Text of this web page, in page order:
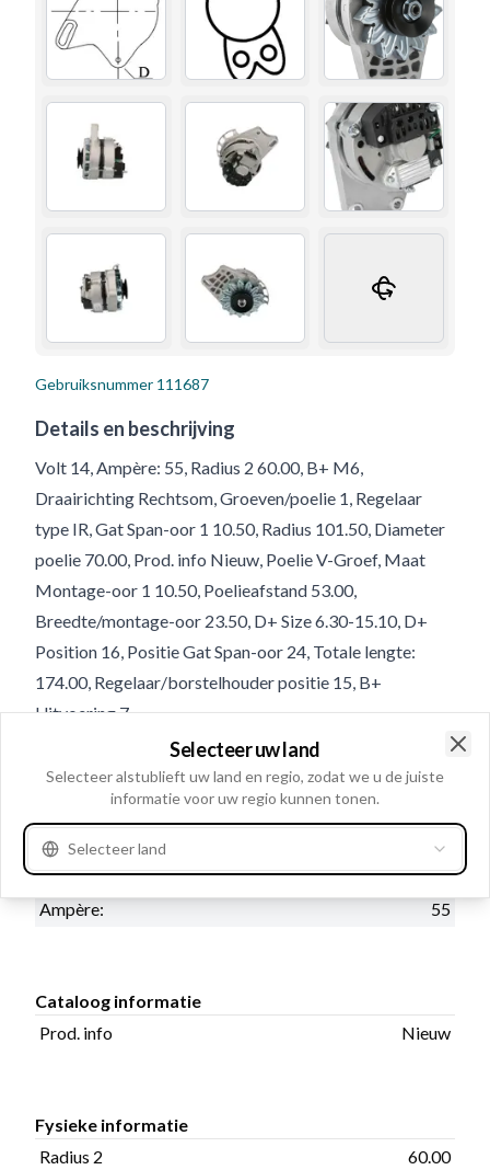
Gebruiksnummer 111687
Details en beschrijving
Volt 14, Ampère: 55, Radius 2 60.00, B+ M6,
Draairichting Rechtsom, Groeven/poelie 1, Regelaar
type IR, Gat Span-oor 1 10.50, Radius 101.50, Diameter
poelie 70.00, Prod. info Nieuw, Poelie V-Groef, Maat
Montage-oor 1 10.50, Poelieafstand 53.00,
Breedte/montage-oor 23.50, D+ Size 6.30-15.10, D+
Position 16, Positie Gat Span-oor 24, Totale lengte:
174.00, Regelaar/borstelhouder positie 15, B+
Uitvoering 7
Product informatie
Electrische informatie
Volt
14
Ampère:
55
Cataloog informatie
Prod. info
Nieuw
Fysieke informatie
Radius 2
60.00
Selecteer uw land
Selecteer alstublieft uw land en regio, zodat we u de juiste
informatie voor uw regio kunnen tonen.
Selecteer land